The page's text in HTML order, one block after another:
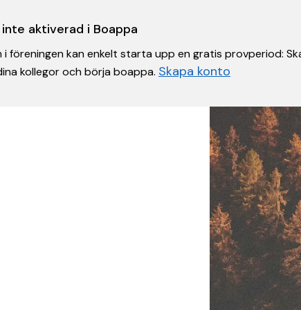
aktiverad i Boappa
i föreningen kan enkelt starta upp en gratis provperiod:
kollegor och börja boappa. Skapa konto